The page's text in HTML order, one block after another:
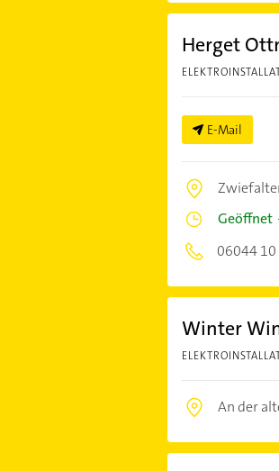
Herget
E-Mail
Geöffnet
06044 10
Winter
An der